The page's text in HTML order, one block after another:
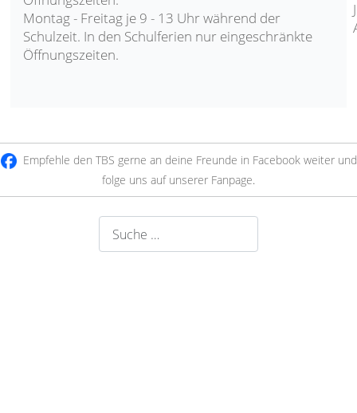
Montag - Freitag je 9 - 13 Uhr während der
Schulzeit. In den Schulferien nur eingeschränkte
Öffnungszeiten.
Empfehle den TBS gerne an deine Freunde in Facebook weiter und
folge uns auf unserer Fanpage.